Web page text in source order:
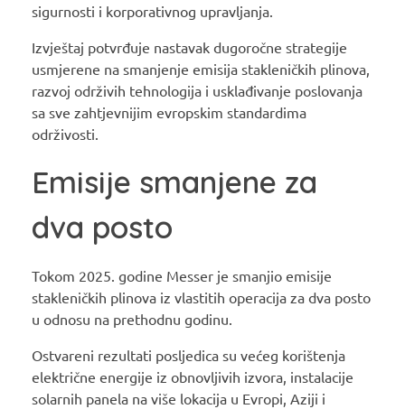
sigurnosti i korporativnog upravljanja.
Izvještaj potvrđuje nastavak dugoročne strategije
usmjerene na smanjenje emisija stakleničkih plinova,
razvoj održivih tehnologija i usklađivanje poslovanja
sa sve zahtjevnijim evropskim standardima
održivosti.
Emisije smanjene za
dva posto
Tokom 2025. godine Messer je smanjio emisije
stakleničkih plinova iz vlastitih operacija za dva posto
u odnosu na prethodnu godinu.
Ostvareni rezultati posljedica su većeg korištenja
električne energije iz obnovljivih izvora, instalacije
solarnih panela na više lokacija u Evropi, Aziji i